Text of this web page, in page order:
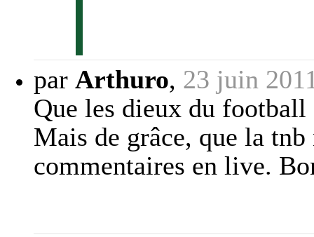
par Arthuro, 23 juin
Que les dieux du football
Mais de grâce, que la
commentaires en live.